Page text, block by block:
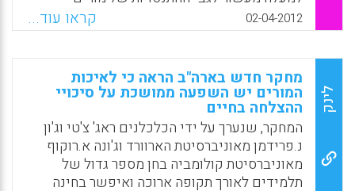
חדשים.המחברת טוענת שהתמקדות באפקטיביות
של האינדיבידואלים תוך התעלמות מהאופן שבו
בתי הספר שלהם מאורגנים מגבילה את היכולת
שלנו לתמוך בעבודה של המורים וכך לשפר את
התוצאות עבור התלמידים הנזקקים ביותר של
האומה שלנו (Johnson, Susan Moore, 2012).
WhatsApp
Facebook
Email
X
02-04-2012 קראו עוד...
לינק
מחקר חדש בארה"ב הראה כי לאיכות
המורים יש השפעה ממושכת על סיכויי
ההצלחה בחיים
המחקר, שנערך על ידי הכלכלנים ראג' צ'טי וג'ון
נ.פרידמן מאוניברסיטת הארוורד וג'ונה א.רוקוף
מאוניברסיטת קולומביה בחן מספר גדול של
תלמידים לאורך תקופה ארוכה ואיפשר בחינה